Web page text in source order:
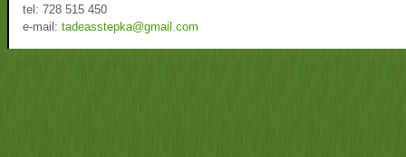
tel: 728 515 450
e-mail: tadeasstepka@gmail.com